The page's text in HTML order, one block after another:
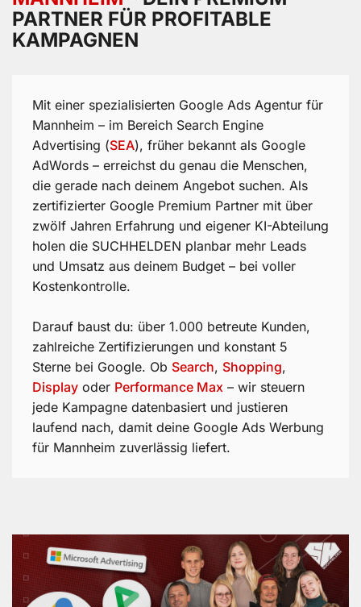
PARTNER FÜR PROFITABLE
KAMPAGNEN
Mit einer spezialisierten Google Ads Agentur für
Mannheim – im Bereich Search Engine
Advertising (SEA), früher bekannt als Google
AdWords – erreichst du genau die Menschen,
die gerade nach deinem Angebot suchen. Als
zertifizierter Google Premium Partner mit über
zwölf Jahren Erfahrung und eigener KI-Abteilung
holen die SUCHHELDEN planbar mehr Leads
und Umsatz aus deinem Budget – bei voller
Kostenkontrolle.
Darauf baust du: über 1.000 betreute Kunden,
zahlreiche Zertifizierungen und konstant 5
Sterne bei Google. Ob Search, Shopping,
Display oder Performance Max – wir steuern
jede Kampagne datenbasiert und justieren
laufend nach, damit deine Google Ads Werbung
für Mannheim zuverlässig liefert.